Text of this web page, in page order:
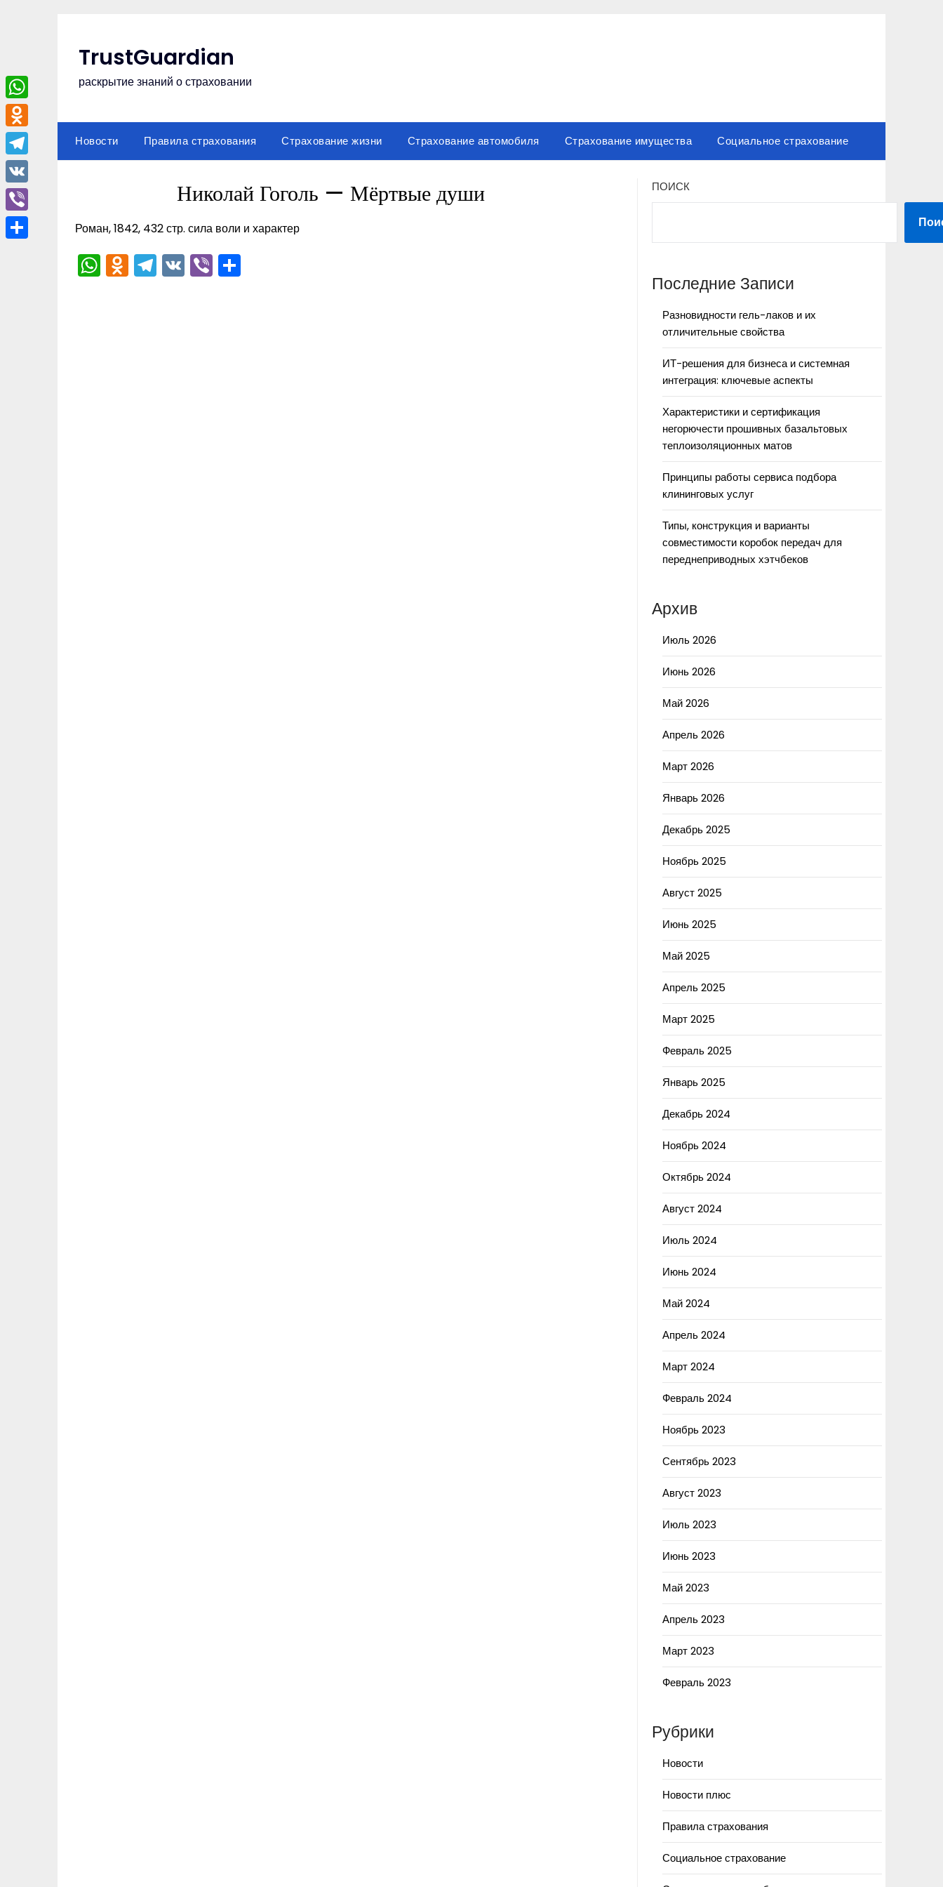
TrustGuardian
раскрытие знаний о страховании
Новости Правила страхования Страхование жизни Страхование автомобиля Страхование имущества Социальное страхование
Николай Гоголь — Мёртвые души
Роман, 1842, 432 стр. сила воли и характер
WhatsApp
Odnoklassniki
Telegram
VKViber
ПОИСК
Последние Записи
Разновидности гель-лаков и их
отличительные свойства
ИТ-решения для бизнеса и системная
интеграция: ключевые аспекты
Характеристики и сертификация
негорючести прошивных базальтовых
теплоизоляционных матов
Принципы работы сервиса подбора
клининговых услуг
Типы, конструкция и варианты
совместимости коробок передач для
переднеприводных хэтчбеков
Архив
Июль 2026
Июнь 2026
Май 2026
Апрель 2026
Март 2026
Январь 2026
Декабрь 2025
Ноябрь 2025
Август 2025
Июнь 2025
Май 2025
Апрель 2025
Март 2025
Февраль 2025
Январь 2025
Декабрь 2024
Ноябрь 2024
Октябрь 2024
Август 2024
Июль 2024
Июнь 2024
Май 2024
Апрель 2024
Март 2024
Февраль 2024
Ноябрь 2023
Сентябрь 2023
Август 2023
Июль 2023
Июнь 2023
Май 2023
Апрель 2023
Март 2023
Февраль 2023
Рубрики
Новости
Новости плюс
Правила страхования
Социальное страхование
WhatsApp
Odnoklassniki
Telegram
VK
Viber